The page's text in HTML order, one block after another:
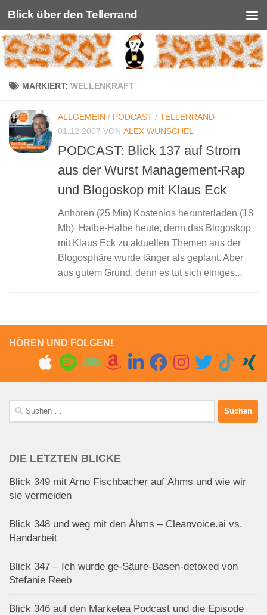
Unter dem Inhalt
Blick über den Tellerrand
MARKIERT: WELLENKRAFT
ALLGEMEIN / PODCAST / TELLERRAND
01.12.2007 VON ALEX WUNSCHEL
PODCAST: Blick 137 auf Strom
aus der Wurst Management-Rap
und Blogoskop mit Klaus Eck
Anhören (25 Min) Kostenlos herunterladen (18
Mb) Halbe-Halbe heute, denn das Blogoskop
mit Klaus Eck zu aktuellen Themen aus der
Blogosphäre wurde länger als geplant. Aber
aus gutem Grund, denn es tut sich einiges...
HÖREN UND FOLGEN!
Suchen
nach:
DIE LETZTEN BLICKE
Blick 349 mit Arno Fischbacher auf Ähms und wie wir
sie vermeiden
Blick 348 und weg mit den Ähms – Cleanvoice.ai vs.
Handarbeit
Blick 347 – Ich wurde ge-Säure-Basen-detoxed von
Stefanie Reeb
Blick 346 auf den Marketea Podcast und die Episode